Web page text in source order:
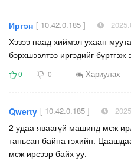
Иргэн [ 10.42.0.185 ]
Хэзээ наад хиймэл ухаан
бэрхшээлтээ иргэдийг
0 0 Хариулах
Qwerty [ 10.42.0.185 ]
2 удаа яваагүй машинд мсж
таньсан байна гэхийн.
мсж ирсээр байх уу.